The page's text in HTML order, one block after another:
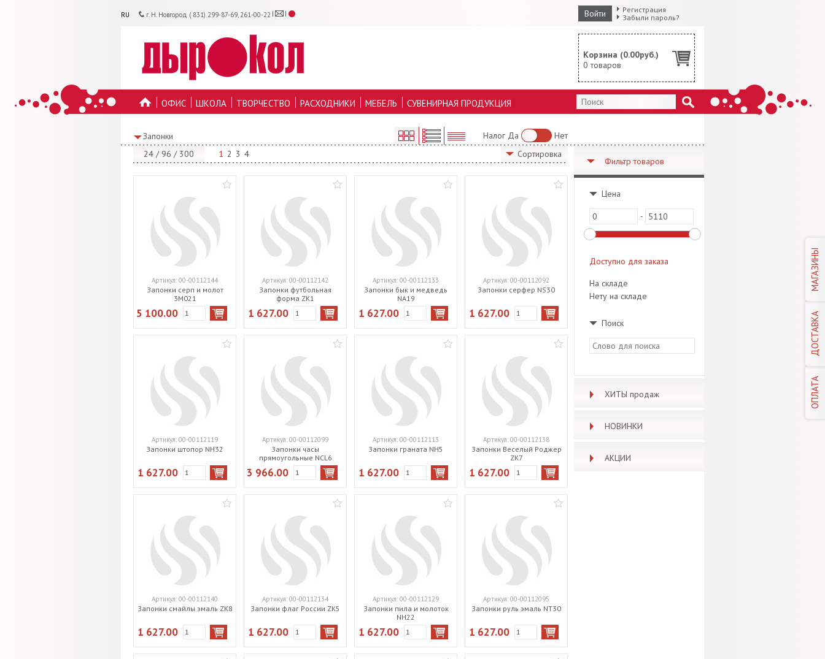
ОПЛАТА
ДОСТАВКА
МАГАЗИНЫ
RU г. Н. Новгород ( 831) 299-87-69, 261-00-22 Войти
Регистрация
Забыли пароль?
Корзина (0.00руб.)
0 товаров
ОФИС ШКОЛА ТВОРЧЕСТВО РАСХОДНИКИ МЕБЕЛЬ СУВЕНИРНАЯ ПРОДУКЦИЯ
Запонки Налог Да
Нет
24 / 96 / 300 1 2 3 4 Сортировка
Запонки серп и молот
3M021
Артикул: 00-00112144
5 100.00
Запонки футбольная
форма ZK1
Артикул: 00-00112142
1 627.00
Запонки бык и медведь
NA19
Артикул: 00-00112133
1 627.00
Запонки серфер NS30
Артикул: 00-00112092
1 627.00
Запонки штопор NH32
Артикул: 00-00112119
1 627.00
Запонки часы
прямоугольные NCL6
Артикул: 00-00112099
3 966.00
Запонки граната NH5
Артикул: 00-00112113
1 627.00
Запонки Веселый Роджер
ZK7
Артикул: 00-00112138
1 627.00
Запонки смайлы эмаль ZK8
Артикул: 00-00112140
1 627.00
Запонки флаг России ZK5
Артикул: 00-00112134
1 627.00
Запонки пила и молоток
NH22
Артикул: 00-00112129
1 627.00
Запонки руль эмаль NT30
Артикул: 00-00112095
1 627.00
Фильтр товаров
Цена
-
Доступно для заказа
На складе
Нету на складе
Поиск
ХИТЫ продаж
НОВИНКИ
АКЦИИ